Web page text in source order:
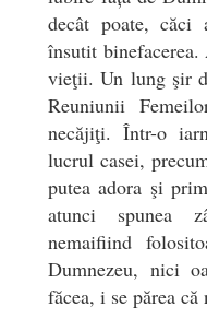
decât poate, căci
însutit
vieţii. Un lung şir
Reuniunii
necăjiţi. Într-o
lucrul casei,
putea adora şi
atunci spunea
nemaifiind
Dumnezeu, nici
făcea, i se părea